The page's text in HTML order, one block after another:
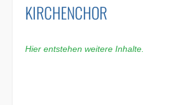
KIRCHENCHOR
Hier entstehen weitere Inhalte.